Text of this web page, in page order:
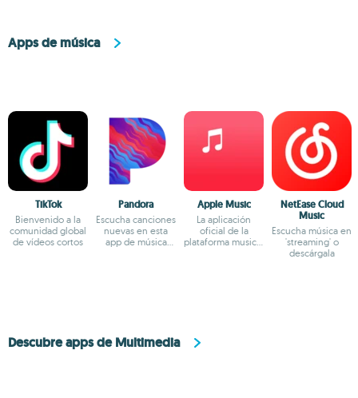
Apps de música
TikTok
Bienvenido a la
comunidad global
de vídeos cortos
Pandora
Escucha canciones
nuevas en esta
app de música
Apple Music
La aplicación
oficial de la
plataforma musical
NetEase Cloud
Music
Escucha música en
'streaming' o
descárgala
Descubre apps de Multimedia